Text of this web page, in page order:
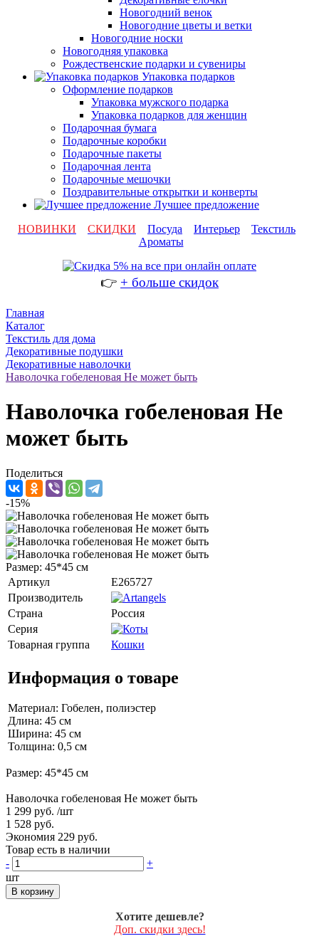
Новогодний венок
Новогодние цветы и ветки
Новогодние носки
Новогодняя упаковка
Рождественские подарки и сувениры
Упаковка подарков
Оформление подарков
Упаковка мужского подарка
Упаковка подарков для женщин
Подарочная бумага
Подарочные коробки
Подарочные пакеты
Подарочная лента
Подарочные мешочки
Поздравительные открытки и конверты
Лучшее предложение
НОВИНКИ
СКИДКИ Посуда Интерьер
Текстиль
Ароматы
👉 + больше скидок
Главная
Каталог
Текстиль для дома
Декоративные подушки
Декоративные наволочки
Наволочка гобеленовая Не может быть
Наволочка гобеленовая Не
может быть
Поделиться
-15%
Размер: 45*45 см
Артикул
E265727
Производитель
Страна
Россия
Серия
Товарная группа
Кошки
Информация о товаре
Материал: Гобелен, полиэстер
Длина: 45 см
Ширина: 45 см
Толщина: 0,5 см
Размер: 45*45 см
Наволочка гобеленовая Не может быть
1 299 руб. /шт
1 528 руб.
Экономия 229 руб.
Товар есть в наличии
-
+
шт
В корзину
Хотите дешевле?
Доп. скидки здесь!